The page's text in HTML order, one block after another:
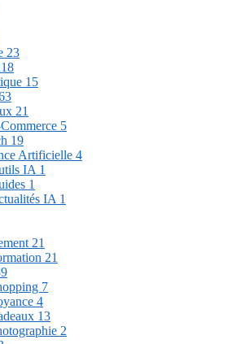
23
15
21
5
19
Artificielle 4
IA 1
1
IA 1
21
21
7
4
13
2